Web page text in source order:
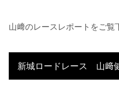
山﨑のレースレポートをご覧
新城ロードレース 山﨑